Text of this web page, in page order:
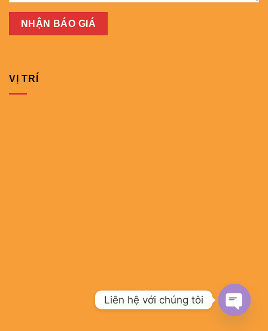
VỊ TRÍ
Liên hệ với chúng tôi